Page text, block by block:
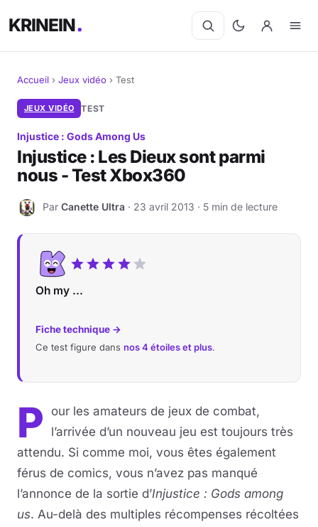
KRINEIN
Cinéma
Séries
Manga
BD
Livres
Jeux vidéo
Musique
Sortir
Sciences & Tech
Forum
Accueil › Jeux vidéo › Test
JEUX VIDÉO TEST
Injustice : Gods Among Us
Injustice : Les Dieux sont parmi
nous - Test Xbox360
C Par Canette Ultra · 23 avril 2013 · 5 min de lecture
Oh my ...
Fiche technique →
Ce test figure dans nos 4 étoiles et plus.
P
our les amateurs de jeux de combat,
l’arrivée d’un nouveau jeu est toujours très
attendu. Si comme moi, vous êtes également
férus de comics, vous n’avez pas manqué
l’annonce de la sortie d’Injustice : Gods among
us. Au-delà des multiples récompenses récoltées